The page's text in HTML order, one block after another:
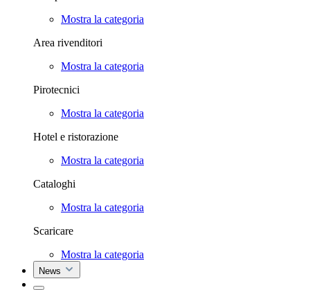
Mostra la categoria
Area rivenditori
Mostra la categoria
Pirotecnici
Mostra la categoria
Hotel e ristorazione
Mostra la categoria
Cataloghi
Mostra la categoria
Scaricare
Mostra la categoria
News